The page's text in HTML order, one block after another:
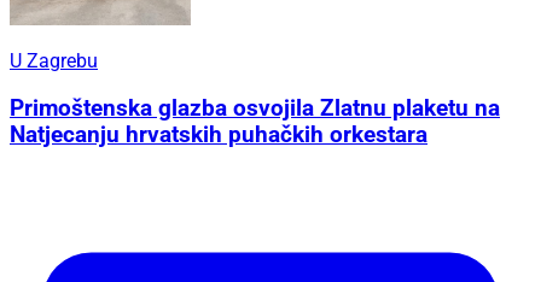
U Zagrebu
Primoštenska glazba osvojila Zlatnu plaketu na
Natjecanju hrvatskih puhačkih orkestara